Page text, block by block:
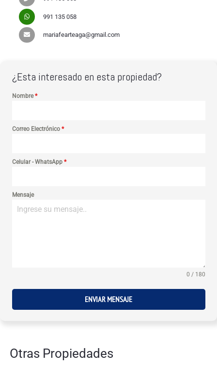
991 135 058
mariafearteaga@gmail.com
¿Esta interesado en esta propiedad?
Nombre*
Correo Electrónico *
Celular - WhatsApp *
Mensaje
0 / 180
ENVIAR MENSAJE
Otras Propiedades